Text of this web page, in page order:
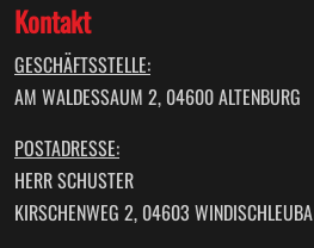
Kontakt
GESCHÄFTSSTELLE:
AM WALDESSAUM 2, 04600 ALTENBURG
POSTADRESSE:
HERR SCHUSTER
KIRSCHENWEG 2, 04603 WINDISCHLEUBA